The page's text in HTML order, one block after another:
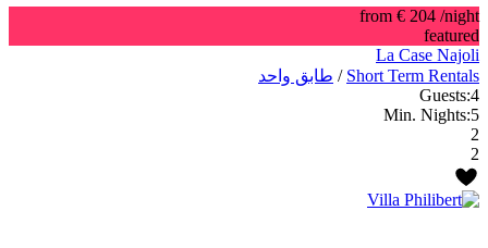
from € 204 /night
featured
La Case Najoli
Short Term Rentals
/ طابق واحد
Guests:4
Min. Nights:5
2
2